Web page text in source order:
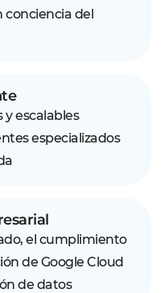
conciencia del
y escalables
especializados
el cumplimiento
de Google Cloud
de datos